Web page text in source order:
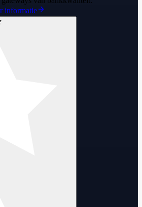
informatie